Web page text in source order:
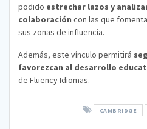
podido estrechar lazos y
colaboración con las que
sus zonas de influencia.
Además, este vínculo permitirá
favorezcan al desarrollo
de Fluency Idiomas.
CAMBRIDGE